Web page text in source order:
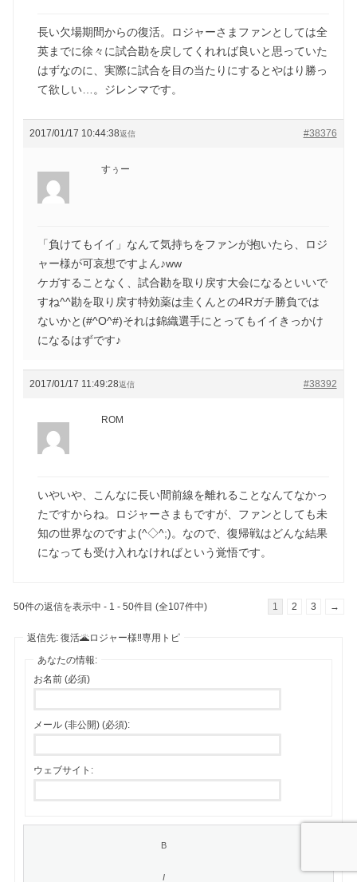
長い欠場期間からの復活。ロジャーさまファンとしては全
英までに徐々に試合勘を戻してくれれば良いと思っていた
はずなのに、実際に試合を目の当たりにするとやはり勝っ
て欲しい…。ジレンマです。
2017/01/17 10:44:38 #38376
返信
すぅー
「負けてもイイ」なんて気持ちをファンが抱いたら、ロジ
ャー様が可哀想ですよん♪ww
ケガすることなく、試合勘を取り戻す大会になるといいで
すね^^勘を取り戻す特効薬は圭くんとの4Rガチ勝負では
ないかと(#^O^#)それは錦織選手にとってもイイきっかけ
になるはずです♪
2017/01/17 11:49:28 #38392
返信
ROM
いやいや、こんなに長い間前線を離れることなんてなかっ
たですからね。ロジャーさまもですが、ファンとしても未
知の世界なのですよ(^◇^;)。なので、復帰戦はどんな結果
になっても受け入れなければという覚悟です。
50件の返信を表示中 - 1 - 50件目 (全107件中) 1 2 3 →
返信先: 復活🌋ロジャー様‼️専用トピ
あなたの情報:
お名前 (必須)
メール (非公開) (必須):
ウェブサイト: